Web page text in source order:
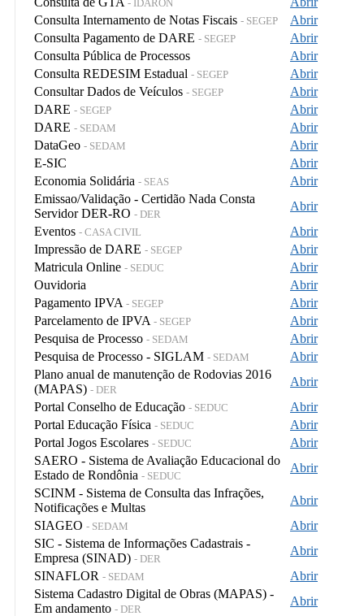
- IDARON
Consulta Internamento de Notas Fiscais - SEGEP
Abrir
Consulta Pagamento de DARE - SEGEP
Abrir
Consulta Pública de Processos
Abrir
Consulta REDESIM Estadual - SEGEP
Abrir
Consultar Dados de Veículos - SEGEP
Abrir
DARE - SEGEP
Abrir
DARE - SEDAM
Abrir
DataGeo - SEDAM
Abrir
E-SIC
Abrir
Economia Solidária - SEAS
Abrir
Emissao/Validação - Certidão Nada Consta
Servidor DER-RO - DER
Abrir
Eventos - CASA CIVIL
Abrir
Impressão de DARE - SEGEP
Abrir
Matricula Online - SEDUC
Abrir
Ouvidoria
Abrir
Pagamento IPVA - SEGEP
Abrir
Parcelamento de IPVA - SEGEP
Abrir
Pesquisa de Processo - SEDAM
Abrir
Pesquisa de Processo - SIGLAM - SEDAM
Abrir
Plano anual de manutenção de Rodovias 2016
(MAPAS) - DER
Abrir
Portal Conselho de Educação - SEDUC
Abrir
Portal Educação Física - SEDUC
Abrir
Portal Jogos Escolares - SEDUC
Abrir
SAERO - Sistema de Avaliação Educacional do
Estado de Rondônia - SEDUC
Abrir
SCINM - Sistema de Consulta das Infrações,
Notificações e Multas
Abrir
SIAGEO - SEDAM
Abrir
SIC - Sistema de Informações Cadastrais -
Empresa (SINAD) - DER
Abrir
SINAFLOR - SEDAM
Abrir
Sistema Cadastro Digital de Obras (MAPAS) -
Em andamento - DER
Abrir